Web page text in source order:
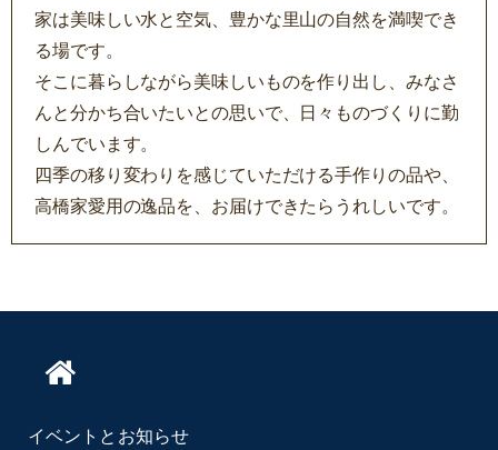
家は美味しい水と空気、豊かな里山の自然を満喫でき
る場です。
そこに暮らしながら美味しいものを作り出し、みなさ
んと分かち合いたいとの思いで、日々ものづくりに勤
しんでいます。
四季の移り変わりを感じていただける手作りの品や、
高橋家愛用の逸品を、お届けできたらうれしいです。
イベントとお知らせ